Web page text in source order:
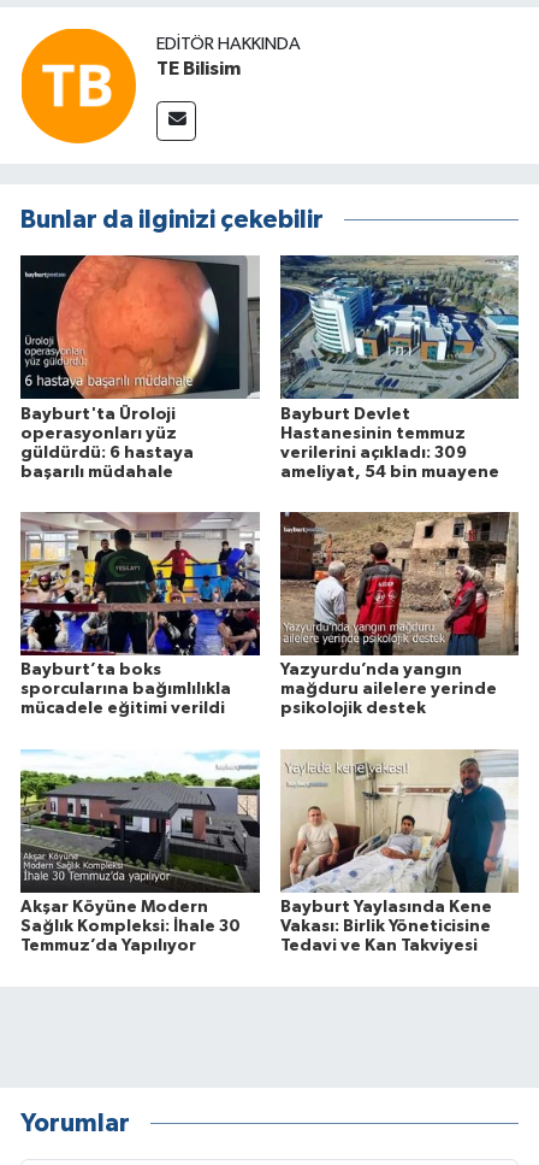
EDITÖR HAKKINDA
TE Bilisim
Bunlar da ilginizi çekebilir
Bayburt'ta Üroloji
operasyonları yüz
güldürdü: 6 hastaya
başarılı müdahale
Bayburt Devlet
Hastanesinin temmuz
verilerini açıkladı: 309
ameliyat, 54 bin muayene
Bayburt’ta boks
sporcularına bağımlılıkla
mücadele eğitimi verildi
Yazyurdu’nda yangın
mağduru ailelere yerinde
psikolojik destek
Akşar Köyüne Modern
Sağlık Kompleksi: İhale 30
Temmuz’da Yapılıyor
Bayburt Yaylasında Kene
Vakası: Birlik Yöneticisine
Tedavi ve Kan Takviyesi
Yorumlar